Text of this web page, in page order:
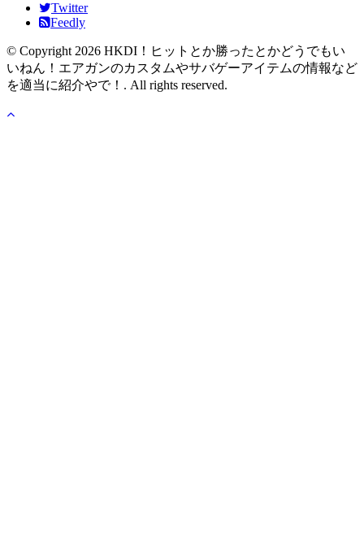
Twitter
Feedly
© Copyright 2026 HKDI！ヒットとか勝ったとかどうでもい
いねん！エアガンのカスタムやサバゲーアイテムの情報など
を適当に紹介やで！. All rights reserved.